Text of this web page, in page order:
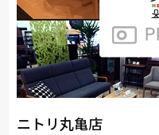
ニトリ丸亀店